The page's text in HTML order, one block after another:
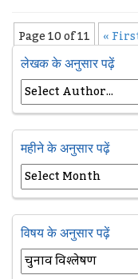
Page 10 of 11 «
लेखक के अनुसार पढ़ें
महीने के अनुसार पढ़ें
विषय के अनुसार पढ़ें